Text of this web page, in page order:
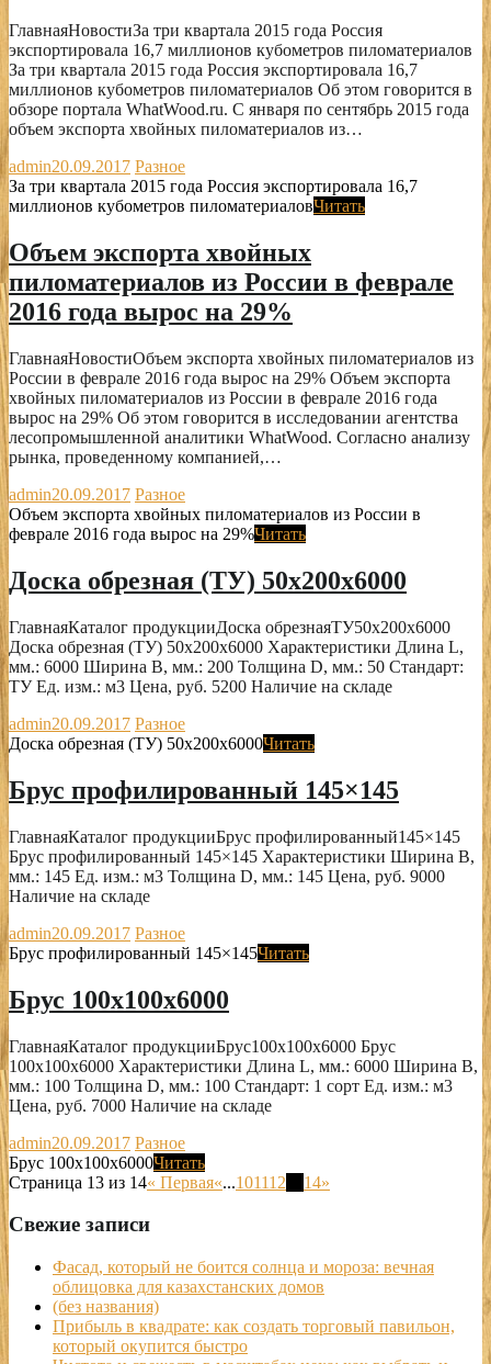
ГлавнаяНовостиЗа три квартала 2015 года Россия
экспортировала 16,7 миллионов кубометров пиломатериалов
За три квартала 2015 года Россия экспортировала 16,7
миллионов кубометров пиломатериалов Об этом говорится в
обзоре портала WhatWood.ru. С января по сентябрь 2015 года
объем экспорта хвойных пиломатериалов из…
admin20.09.2017 Разное
За три квартала 2015 года Россия экспортировала 16,7
миллионов кубометров пиломатериаловЧитать
Объем экспорта хвойных
пиломатериалов из России в феврале
2016 года вырос на 29%
ГлавнаяНовостиОбъем экспорта хвойных пиломатериалов из
России в феврале 2016 года вырос на 29% Объем экспорта
хвойных пиломатериалов из России в феврале 2016 года
вырос на 29% Об этом говорится в исследовании агентства
лесопромышленной аналитики WhatWood. Согласно анализу
рынка, проведенному компанией,…
admin20.09.2017 Разное
Объем экспорта хвойных пиломатериалов из России в
феврале 2016 года вырос на 29%Читать
Доска обрезная (ТУ) 50x200x6000
ГлавнаяКаталог продукцииДоска обрезнаяТУ50x200x6000
Доска обрезная (ТУ) 50x200x6000 Характеристики Длина L,
мм.: 6000 Ширина B, мм.: 200 Толщина D, мм.: 50 Стандарт:
ТУ Ед. изм.: м3 Цена, руб. 5200 Наличие на складе
admin20.09.2017 Разное
Доска обрезная (ТУ) 50x200x6000Читать
Брус профилированный 145×145
ГлавнаяКаталог продукцииБрус профилированный145×145
Брус профилированный 145×145 Характеристики Ширина B,
мм.: 145 Ед. изм.: м3 Толщина D, мм.: 145 Цена, руб. 9000
Наличие на складе
admin20.09.2017 Разное
Брус профилированный 145×145Читать
Брус 100х100х6000
ГлавнаяКаталог продукцииБрус100х100х6000 Брус
100х100х6000 Характеристики Длина L, мм.: 6000 Ширина B,
мм.: 100 Толщина D, мм.: 100 Стандарт: 1 сорт Ед. изм.: м3
Цена, руб. 7000 Наличие на складе
admin20.09.2017 Разное
Брус 100х100х6000Читать
Страница 13 из 14« Первая«...101112 14»
Свежие записи
Фасад, который не боится солнца и мороза: вечная
облицовка для казахстанских домов
(без названия)
Прибыль в квадрате: как создать торговый павильон,
который окупится быстро